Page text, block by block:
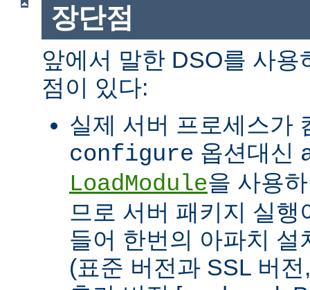
장단점
앞에서 말한 DSO를 사
점이 있다:
실제 서버 프로세스가
configure 옵션대신
LoadModule을 사용
므로 서버 패키지 실행
들어 한번의 아파치 설
(표준 버전과 SSL 버